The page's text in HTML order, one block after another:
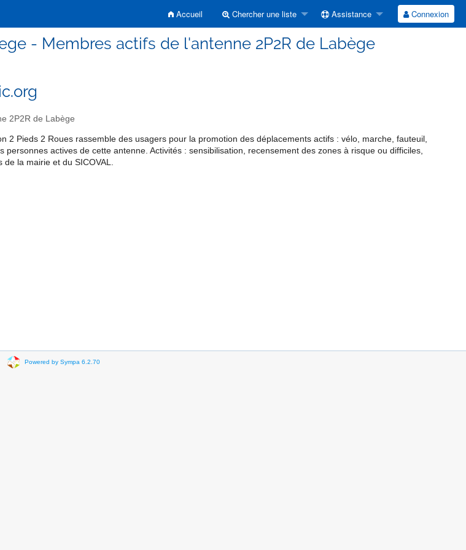
Accueil Chercher une liste Assistance Connexion
- Membres actifs de l'antenne 2P2R de Labège
2P2R de Labège
2 Pieds 2 Roues rassemble des usagers pour la promotion des déplacements actifs : vélo, marche, fauteuil,
personnes actives de cette antenne. Activités : sensibilisation, recensement des zones à risque ou difficiles,
la mairie et du SICOVAL.
Powered by Sympa 6.2.70